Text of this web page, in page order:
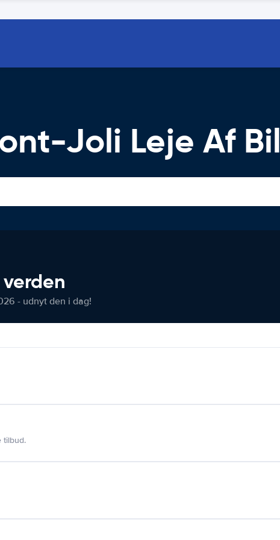
Joli Leje Af Bil
- udnyt den i dag!
tilbud.